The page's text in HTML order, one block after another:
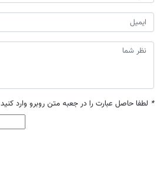
* لطفا حاصل عبارت را در جعبه متن روبرو وارد کنید